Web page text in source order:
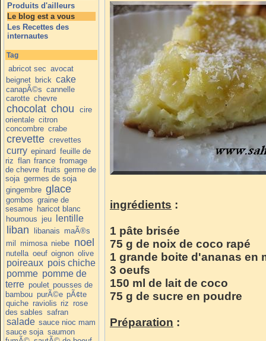
Produits d'ailleurs
Le blog est a vous
Les Recettes des
internautes
Tag
abricot sec avocat
beignet brick cake
canapÃ©s cannelle
carotte chevre
chocolat chou
cire
orientale citron
concombre crabe
crevette crevettes
curry epinard feuille de
riz flan france fromage
de chevre fruits germe de
soja germes de soja
gingembre glace
gombos graine de
sesame haricot blanc
houmous jeu lentille
liban libanais maÃ®s
mil mimosa niebe noel
nutella oeuf oignon olive
poireaux pois chiche
pomme pomme de
terre poulet pousses de
bambou purÃ©e pÃ¢te
quiche raviolis riz rose
des sables safran
salade sauce nioc mam
sauce soja saumon
ingrédients :
1 pâte brisée
75 g de noix de coco rapé
1 grande boite d'ananas en
3 oeufs
150 ml de lait de coco
75 g de sucre en poudre
Préparation :